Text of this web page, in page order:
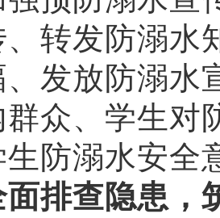
、转发防溺水
发放防溺水
众、学生对
生防溺水安全
面排查隐患，